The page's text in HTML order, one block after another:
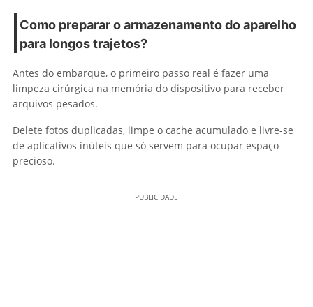
Como preparar o armazenamento do aparelho
para longos trajetos?
Antes do embarque, o primeiro passo real é fazer uma
limpeza cirúrgica na memória do dispositivo para receber
arquivos pesados.
Delete fotos duplicadas, limpe o cache acumulado e livre-se
de aplicativos inúteis que só servem para ocupar espaço
precioso.
PUBLICIDADE